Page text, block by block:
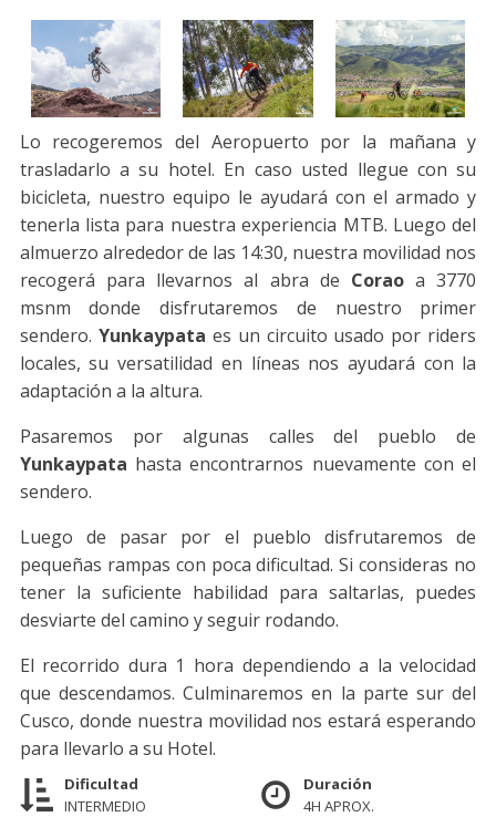
Lo recogeremos del Aeropuerto por la mañana y
trasladarlo a su hotel. En caso usted llegue con su
bicicleta, nuestro equipo le ayudará con el armado y
tenerla lista para nuestra experiencia MTB. Luego del
almuerzo alrededor de las 14:30, nuestra movilidad nos
recogerá para llevarnos al abra de Coraoa 3770
msnm donde disfrutaremos de nuestro primer
sendero. Yunkaypata es un circuito usado por riders
locales, su versatilidad en líneas nos ayudará con la
adaptación a la altura.
Pasaremos por algunas calles del pueblo de
Yunkaypata hasta encontrarnos nuevamente con el
sendero.
Luego de pasar por el pueblo disfrutaremos de
pequeñas rampas con poca dificultad. Si consideras no
tener la suficiente habilidad para saltarlas, puedes
desviarte del camino y seguir rodando.
El recorrido dura 1 hora dependiendo a la velocidad
que descendamos. Culminaremos en la parte sur del
Cusco, donde nuestra movilidad nos estará esperando
para llevarlo a su Hotel.
Dificultad
INTERMEDIO
Duración
4H APROX.